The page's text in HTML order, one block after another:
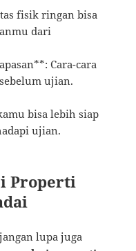
fisik ringan bisa
dari
Cara-cara
ujian.
bisa lebih siap
ujian.
Properti
lupa juga